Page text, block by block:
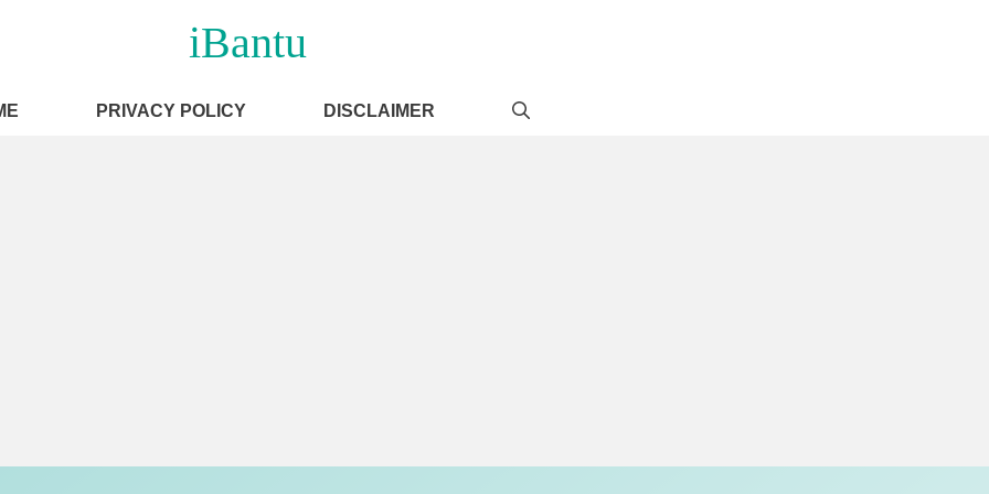
iBantu
PRIVACY POLICY DISCLAIMER